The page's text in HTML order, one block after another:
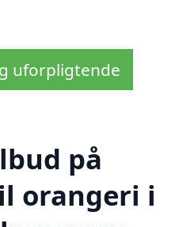
uforpligtende
på
orangeri i